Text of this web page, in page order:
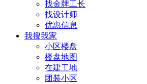
找金牌工长
找设计师
优惠信息
我搜我家
小区楼盘
楼盘地图
在建工地
团装小区